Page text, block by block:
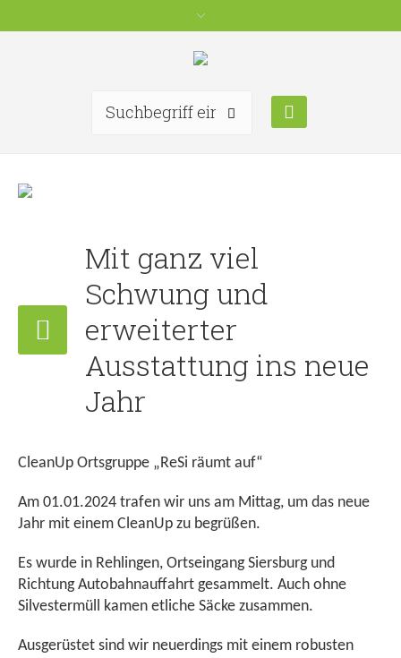
Mit ganz viel
Schwung und
erweiterter
Ausstattung ins neue
Jahr
CleanUp Ortsgruppe „ReSi räumt auf“
Am 01.01.2024 trafen wir uns am Mittag, um das neue
Jahr mit einem CleanUp zu begrüßen.
Es wurde in Rehlingen, Ortseingang Siersburg und
Richtung Autobahnauffahrt gesammelt. Auch ohne
Silvestermüll kamen etliche Säcke zusammen.
Ausgerüstet sind wir neuerdings mit einem robusten